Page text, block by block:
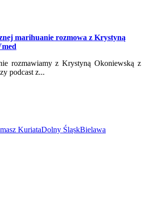
marihuanie rozmowa z Krystyną
rozmawiamy z Krystyną Okoniewską z
podcast z...
KuriataDolny ŚląskBielawa